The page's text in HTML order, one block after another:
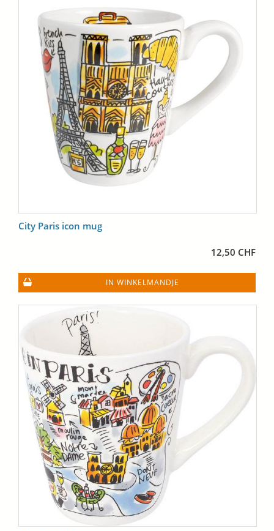
City Paris icon mug
12,50 CHF
IN WINKELMANDJE